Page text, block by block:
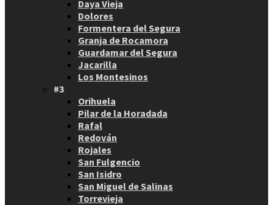
Daya Vieja
Dolores
Formentera del Segura
Granja de Rocamora
Guardamar del Segura
Jacarilla
Los Montesinos
#3
Orihuela
Pilar de la Horadada
Rafal
Redován
Rojales
San Fulgencio
San Isidro
San Miguel de Salinas
Torrevieja